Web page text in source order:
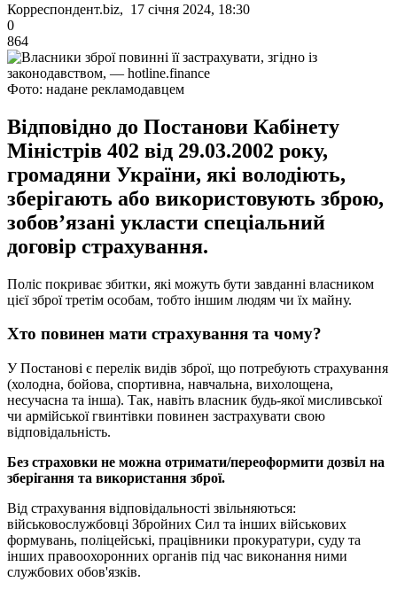
Корреспондент.biz, 17 січня 2024, 18:30
0
864
Фото: надане рекламодавцем
Відповідно до Постанови Кабінету
Міністрів 402 від 29.03.2002 року,
громадяни України, які володіють,
зберігають або використовують зброю,
зобовʼязані укласти спеціальний
договір страхування.
Поліс покриває збитки, які можуть бути завданні власником
цієї зброї третім особам, тобто іншим людям чи їх майну.
Хто повинен мати страхування та чому?
У Постанові є перелік видів зброї, що потребують страхування
(холодна, бойова, спортивна, навчальна, вихолощена,
несучасна та інша). Так, навіть власник будь-якої мисливської
чи армійської гвинтівки повинен застрахувати свою
відповідальність.
Без страховки не можна отримати/переоформити дозвіл на
зберігання та використання зброї.
Від страхування відповідальності звільняються:
військовослужбовці Збройних Сил та інших військових
формувань, поліцейські, працівники прокуратури, суду та
інших правоохоронних органів під час виконання ними
службових обов'язків.